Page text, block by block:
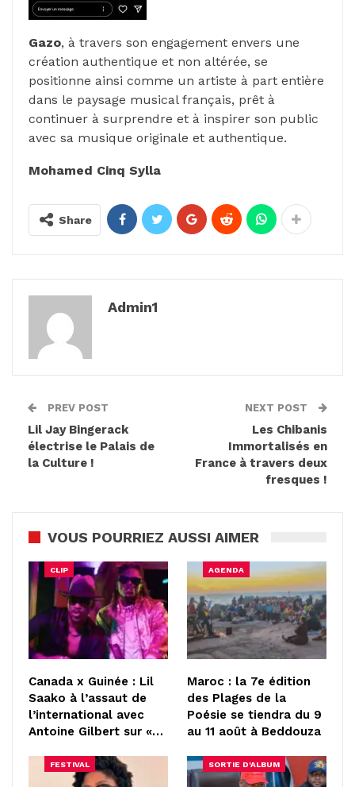
Gazo, à travers son engagement envers une
création authentique et non altérée, se
positionne ainsi comme un artiste à part entière
dans le paysage musical français, prêt à
continuer à surprendre et à inspirer son public
avec sa musique originale et authentique.
Mohamed Cinq Sylla
Share
Admin1
PREV POST
Lil Jay Bingerack
électrise le Palais de
la Culture !
NEXT POST
Les Chibanis
Immortalisés en
France à travers deux
fresques !
VOUS POURRIEZ AUSSI AIMER
CLIP
Canada x Guinée : Lil
Saako à l’assaut de
l’international avec
Antoine Gilbert sur «…
AGENDA
Maroc : la 7e édition
des Plages de la
Poésie se tiendra du 9
au 11 août à Beddouza
FESTIVAL SORTIE D'ALBUM